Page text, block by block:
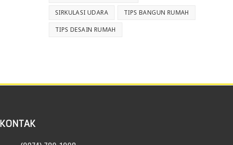
SIRKULASI UDARA TIPS BANGUN RUMAH
TIPS DESAIN RUMAH
KONTAK